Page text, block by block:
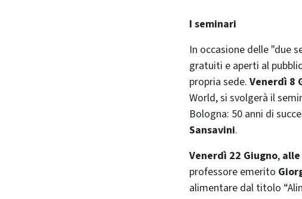
I seminari
In occasione delle "due
gratuiti e aperti al
propria sede. Venerdì 8
World, si svolgerà il
Bologna: 50 anni di
Sansavini.
Venerdì 22 Giugno,
professore emerito
alimentare dal titolo